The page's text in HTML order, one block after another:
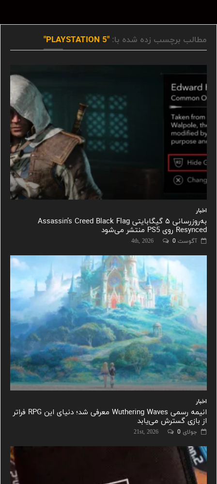
مطالب برچسب زده شده با: "PLAYSTATION 5"
اخبار
به‌روزرسانی ۵ گیگابایتی Assassin’s Creed Black Flag
Resynced روی PS5 منتشر می‌شود
آگوست 4th, 2026 0
اخبار
انیمه رسمی Wuthering Waves معرفی شد؛ دنیای این RPG فراتر
از بازی گسترش می‌یابد
جولای 21st, 2026 0